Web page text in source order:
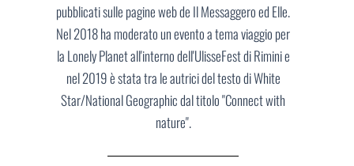
pubblicati sulle pagine web de Il Messaggero ed Elle.
Nel 2018 ha moderato un evento a tema viaggio per
la Lonely Planet all'interno dell'UlisseFest di Rimini e
nel 2019 è stata tra le autrici del testo di White
Star/National Geographic dal titolo "Connect with
nature".